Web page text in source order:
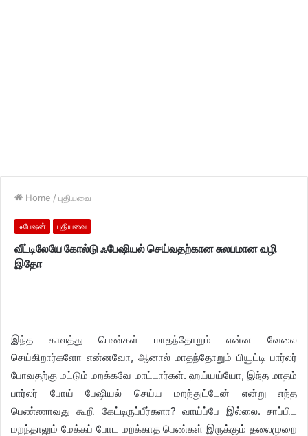
Home / புதியவை
ஃபேஷன் புதியவை
வீட்டிலேயே கோல்டு ஃபேஷியல் செய்வதற்கான சுலபமான வழி
இதோ
இந்த காலத்து பெண்கள் மாதந்தோறும் என்ன வேலை
செய்கிறார்களோ என்னவோ, ஆனால் மாதந்தோறும் பியூட்டி பார்லர்
போவதற்கு மட்டும் மறக்கவே மாட்டார்கள். ஹய்யய்யோ, இந்த மாதம்
பார்லர் போய் பேஷியல் செய்ய மறந்துட்டேன் என்று எந்த
பெண்ணாவது கூறி கேட்டிருப்பீர்களா? வாய்ப்பே இல்லை. சாப்பிட
மறந்தாலும் மேக்கப் போட மறக்காத பெண்கள் இருக்கும் தலைமுறை